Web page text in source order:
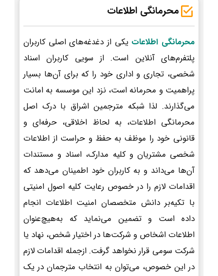
محرمانگی اطلاعات
محرمانگی اطلاعات یکی از دغدغه‌های اصلی کاربران
پلتفرم‌های آنلاین است. از سویی کاربران اسناد
شخصی، تجاری و اداری خود را که برای آن‌ها بسیار
پراهمیت و محرمانه است، نزد این موسسه به امانت
می‌گذارند. لذا شبکه مترجمین اشراق با درک اصل
محرمانگی اطلاعات، به لحاظ اخلاقی، حرفه‌ای و
قانونی خود را موظف به حفظ و حراست از اطلاعات
شخصی مشتریان و کلیه مدارک، اسناد و مستندات
آن‌ها می‌داند و به کاربران خود اطمینان می‌دهد که
اقدامات لازم را در خصوص رعایت کلیه اصول امنیتی
با تکیه‌بر دانش متخصصان امنیت اطلاعات انجام
داده است و تضمین می‌نماید که به‌هیچ‌عنوان
اطلاعات اشخاص و شرکت‌ها در اختیار شخص، نهاد یا
شرکت سومی قرار نخواهد گرفت. ازجمله اقدامات لازم
در این خصوص، می‌توان به انتخاب مترجمان در یک